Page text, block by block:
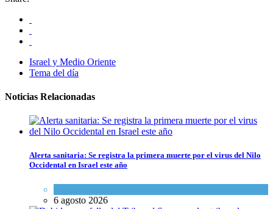
Israel y Medio Oriente
Tema del día
Noticias Relacionadas
Alerta sanitaria: Se registra la primera muerte por el virus del Nilo
Occidental en Israel este año
6 agosto 2026